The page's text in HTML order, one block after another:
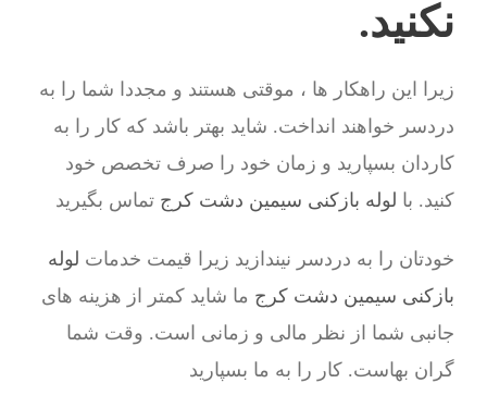
نکنید.
زیرا این راهکار ها ، موقتی هستند و مجددا شما را به
دردسر خواهند انداخت. شاید بهتر باشد که کار را به
کاردان بسپارید و زمان خود را صرف تخصص خود
کنید. با لوله بازکنی سیمین دشت کرج تماس بگیرید
خودتان را به دردسر نیندازید زیرا قیمت خدمات لوله
بازکنی سیمین دشت کرج ما شاید کمتر از هزینه های
جانبی شما از نظر مالی و زمانی است. وقت شما
گران بهاست. کار را به ما بسپارید